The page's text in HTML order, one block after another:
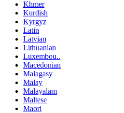
Khmer
Kurdish
Kyrgyz
Latin
Latvian
Lithuanian
Luxembou..
Macedonian
Malagasy
Malay
Malayalam
Maltese
Maori